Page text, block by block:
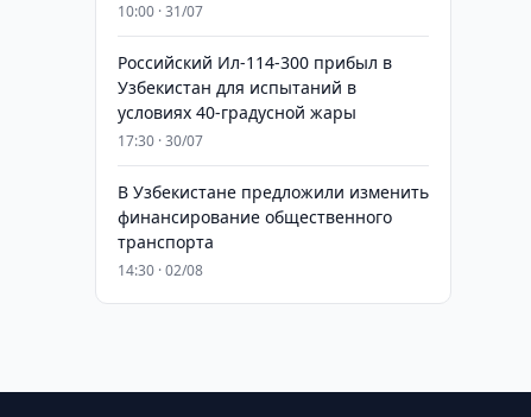
10:00 · 31/07
Российский Ил-114-300 прибыл в
Узбекистан для испытаний в
условиях 40-градусной жары
17:30 · 30/07
В Узбекистане предложили изменить
финансирование общественного
транспорта
14:30 · 02/08